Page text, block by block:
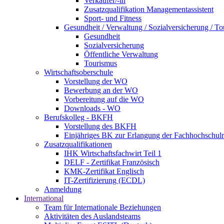
Zusatzqualifikation Managementassistent
Sport- und Fitness
Gesundheit / Verwaltung / Sozialversicherung /
Gesundheit
Sozialversicherung
Öffentliche Verwaltung
Tourismus
Wirtschaftsoberschule
Vorstellung der WO
Bewerbung an der WO
Vorbereitung auf die WO
Downloads - WO
Berufskolleg - BKFH
Vorstellung des BKFH
Einjähriges BK zur Erlangung der
Zusatzqualifikationen
IHK Wirtschaftsfachwirt Teil 1
DELF - Zertifikat Französisch
KMK-Zertifikat Englisch
IT-Zertifizierung (ECDL)
Anmeldung
International
Team für Internationale Beziehungen
Aktivitäten des Auslandsteams